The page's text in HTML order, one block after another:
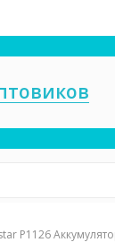
P1126